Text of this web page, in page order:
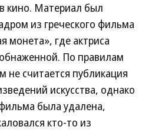
кино. Материал был
из греческого фильма
монета», где актриса
По правилам
не считается публикация
искусства, однако
была удалена,
кто-то из